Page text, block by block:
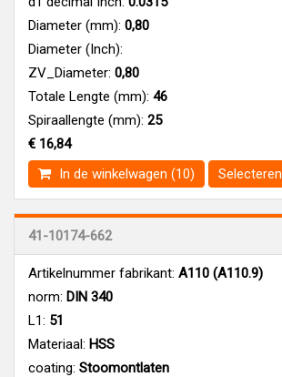
Diameter (mm): 0,80
Diameter (Inch):
ZV_Diameter: 0,80
Totale Lengte (mm): 46
Spiraallengte (mm): 25
€ 16,84
In de winkelwagen (10)
Selecteren
41-10174-662
Artikelnummer fabrikant: A110 (A110.9)
norm: DIN 340
L1: 51
Materiaal: HSS
coating: Stoomontlaten